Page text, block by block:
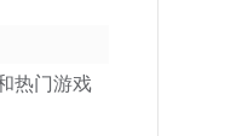
热门游戏